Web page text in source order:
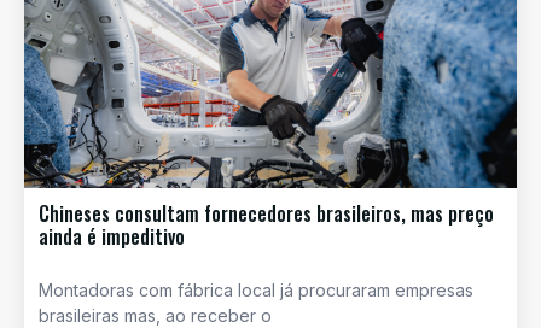
Chineses consultam fornecedores brasileiros, mas preço
ainda é impeditivo
Montadoras com fábrica local já procuraram empresas
brasileiras mas, ao receber o